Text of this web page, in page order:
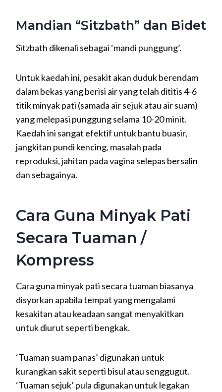
Mandian “Sitzbath” dan Bidet
Sitzbath dikenali sebagai ‘mandi punggung’.
Untuk kaedah ini, pesakit akan duduk berendam
dalam bekas yang berisi air yang telah dititis 4-6
titik minyak pati (samada air sejuk atau air suam)
yang melepasi punggung selama 10-20 minit.
Kaedah ini sangat efektif untuk bantu buasir,
jangkitan pundi kencing, masalah pada
reproduksi, jahitan pada vagina selepas bersalin
dan sebagainya.
Cara Guna Minyak Pati
Secara Tuaman /
Kompress
Cara guna minyak pati secara tuaman biasanya
disyorkan apabila tempat yang mengalami
kesakitan atau keadaan sangat menyakitkan
untuk diurut seperti bengkak.
‘Tuaman suam panas’ digunakan untuk
kurangkan sakit seperti bisul atau senggugut.
‘Tuaman sejuk’ pula digunakan untuk legakan